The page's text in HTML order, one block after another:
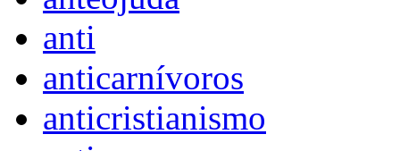
anti
anticarnívoros
anticristianismo